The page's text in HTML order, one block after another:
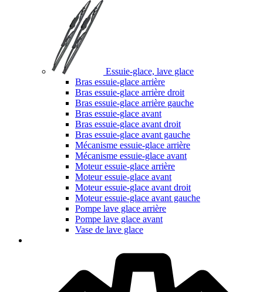
Essuie-glace, lave glace
Bras essuie-glace arrière
Bras essuie-glace arrière droit
Bras essuie-glace arrière gauche
Bras essuie-glace avant
Bras essuie-glace avant droit
Bras essuie-glace avant gauche
Mécanisme essuie-glace arrière
Mécanisme essuie-glace avant
Moteur essuie-glace arrière
Moteur essuie-glace avant
Moteur essuie-glace avant droit
Moteur essuie-glace avant gauche
Pompe lave glace arrière
Pompe lave glace avant
Vase de lave glace